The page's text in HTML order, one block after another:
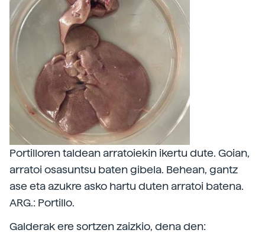
Portilloren taldean arratoiekin ikertu dute. Goian,
arratoi osasuntsu baten gibela. Behean, gantz
ase eta azukre asko hartu duten arratoi batena.
ARG.: Portillo.
Galderak ere sortzen zaizkio, dena den: